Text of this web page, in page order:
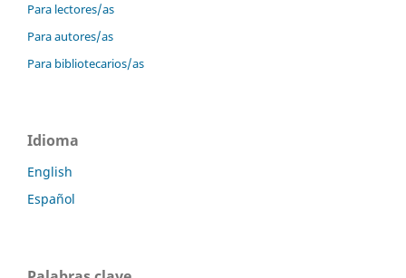
Para lectores/as
Para autores/as
Para bibliotecarios/as
Idioma
English
Español